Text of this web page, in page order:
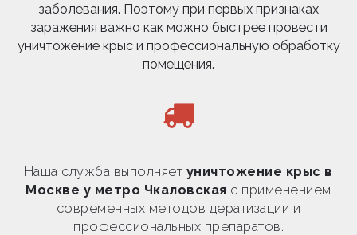
заболевания. Поэтому при первых признаках
заражения важно как можно быстрее провести
уничтожение крыс и профессиональную обработку
помещения.
Наша служба выполняет уничтожение крыс в
Москве у метро Чкаловская с применением
современных методов дератизации и
профессиональных препаратов.